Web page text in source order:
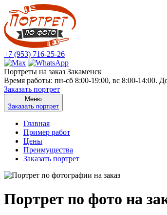
+7 (953) 716-25-26
Портреты на заказ Закаменск
Время работы: пн-сб 8:00-19:00, вс 8:00-14:00.
Заказать портрет
Меню
Заказать портрет
Главная
Пример работ
Цены
Преимущества
Заказать портрет
Портрет по фото на